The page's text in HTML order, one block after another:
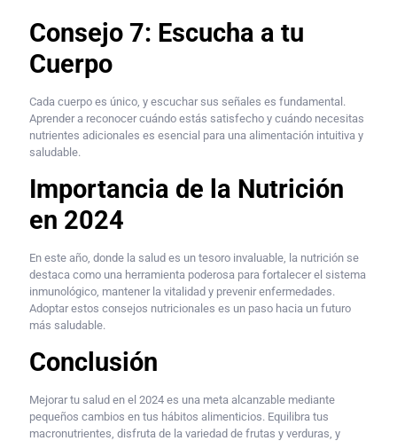
Consejo 7: Escucha a tu
Cuerpo
Cada cuerpo es único, y escuchar sus señales es fundamental.
Aprender a reconocer cuándo estás satisfecho y cuándo necesitas
nutrientes adicionales es esencial para una alimentación intuitiva y
saludable.
Importancia de la Nutrición
en 2024
En este año, donde la salud es un tesoro invaluable, la nutrición se
destaca como una herramienta poderosa para fortalecer el sistema
inmunológico, mantener la vitalidad y prevenir enfermedades.
Adoptar estos consejos nutricionales es un paso hacia un futuro
más saludable.
Conclusión
Mejorar tu salud en el 2024 es una meta alcanzable mediante
pequeños cambios en tus hábitos alimenticios. Equilibra tus
macronutrientes, disfruta de la variedad de frutas y verduras, y